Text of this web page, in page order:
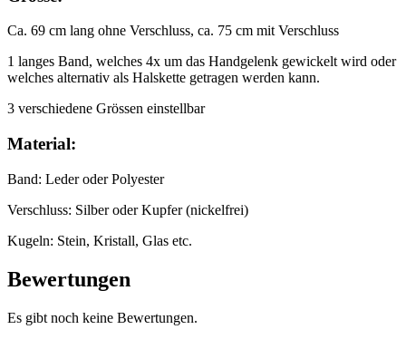
Ca. 69 cm lang ohne Verschluss, ca. 75 cm mit Verschluss
1 langes Band, welches 4x um das Handgelenk gewickelt wird oder
welches alternativ als Halskette getragen werden kann.
3 verschiedene Grössen einstellbar
Material:
Band: Leder oder Polyester
Verschluss: Silber oder Kupfer (nickelfrei)
Kugeln: Stein, Kristall, Glas etc.
Bewertungen
Es gibt noch keine Bewertungen.